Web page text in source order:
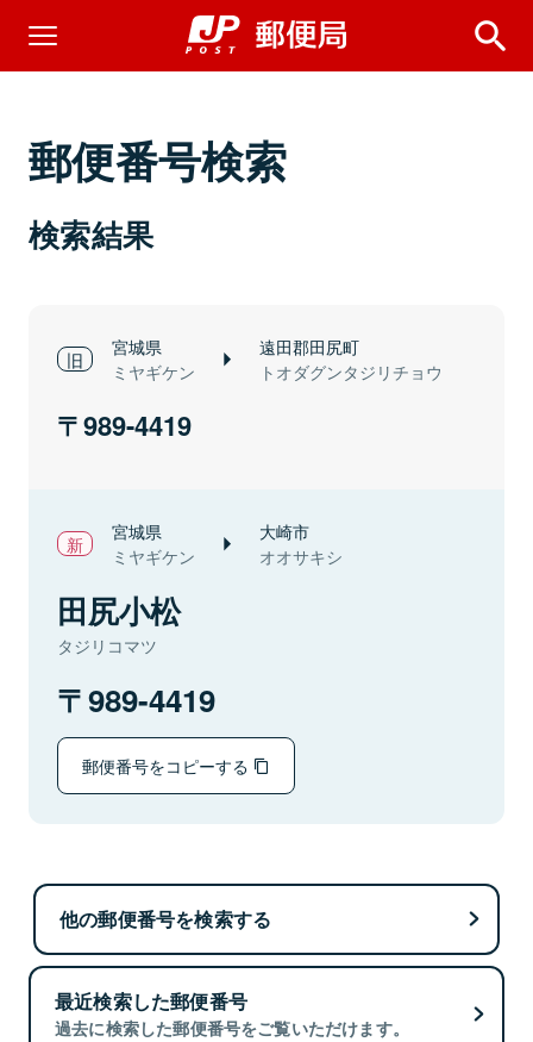
郵便番号検索
検索結果
宮城県
ミヤギケン
遠田郡田尻町
トオダグンタジリチョウ
989-4419
宮城県
ミヤギケン
大崎市
オオサキシ
田尻小松
タジリコマツ
989-4419
郵便番号をコピーする
他の郵便番号を検索する
最近検索した郵便番号
過去に検索した郵便番号をご覧いただけます。